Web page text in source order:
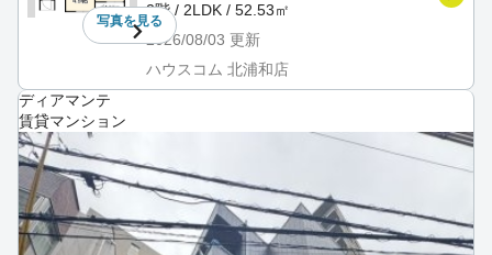
写真を見る
2階 / 2LDK / 52.53㎡
2026/08/03 更新
ハウスコム 北浦和店
ディアマンテ
賃貸マンション